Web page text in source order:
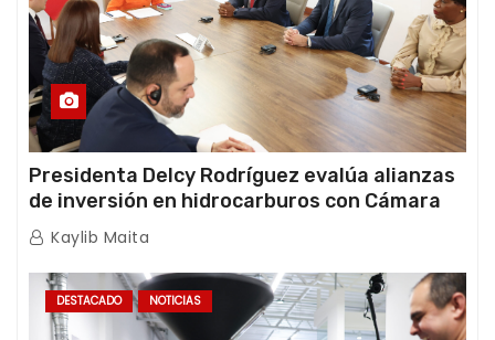
Presidenta Delcy Rodríguez evalúa alianzas
de inversión en hidrocarburos con Cámara
Africana de Energía
Kaylib Maita
DESTACADO NOTICIAS